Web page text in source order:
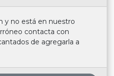
y no está en nuestro
contacta con
de agregarla a